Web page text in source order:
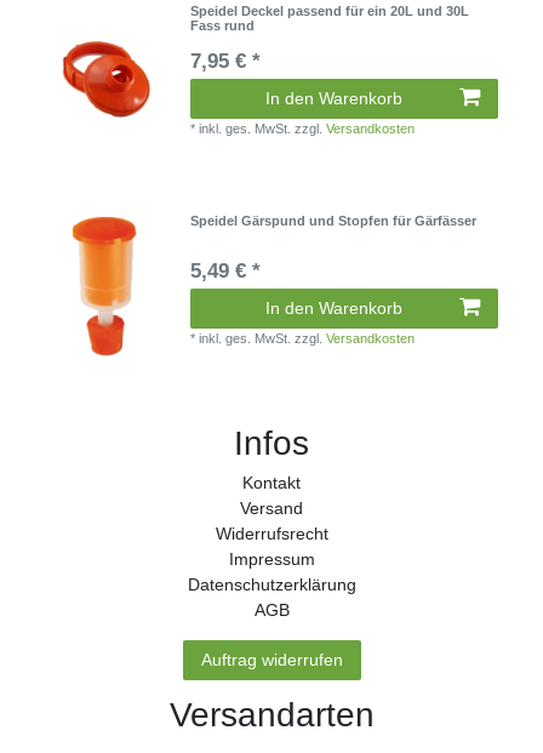
Speidel Deckel passend für ein 20L und 30L
Fass rund
7,95 € *
In den Warenkorb
*inkl. ges. MwSt. zzgl.Versandkosten
Speidel Gärspund und Stopfen für Gärfässer
5,49 € *
In den Warenkorb
*inkl. ges. MwSt. zzgl.Versandkosten
Infos
Kontakt
Versand
Widerrufs­recht
Impressum
Daten­schutz­erklärung
AGB
Auftrag widerrufen
Versandarten